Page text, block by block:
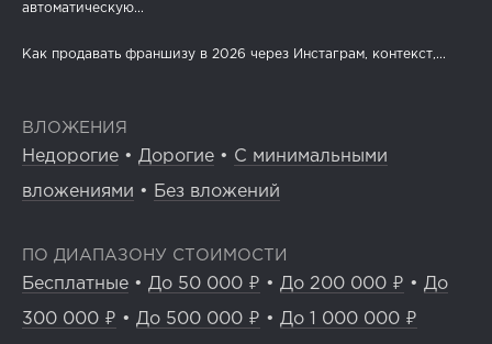
автоматическую...
Как продавать франшизу в 2026 через Инстаграм, контекст,...
ВЛОЖЕНИЯ
Недорогие • Дорогие • С минимальными
вложениями • Без вложений
ПО ДИАПАЗОНУ СТОИМОСТИ
Бесплатные • До 50 000 ₽ • До 200 000 ₽ • До
300 000 ₽ • До 500 000 ₽ • До 1 000 000 ₽